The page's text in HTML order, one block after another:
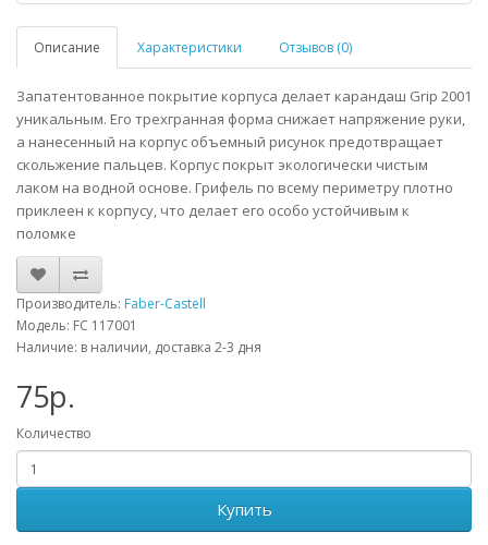
Описание Характеристики Отзывов (0)
Запатентованное покрытие корпуса делает карандаш Grip 2001
уникальным. Его трехгранная форма снижает напряжение руки,
а нанесенный на корпус объемный рисунок предотвращает
скольжение пальцев. Корпус покрыт экологически чистым
лаком на водной основе. Грифель по всему периметру плотно
приклеен к корпусу, что делает его особо устойчивым к
поломке
Производитель: Faber-Castell
Модель: FC 117001
Наличие: в наличии, доставка 2-3 дня
75р.
Количество
Купить